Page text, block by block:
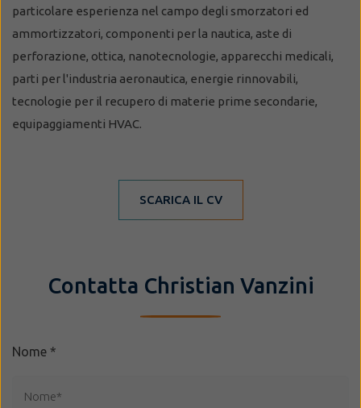
particolare esperienza nel campo degli smorzatori ed
ammortizzatori, componenti per la nautica, aste di
perforazione, ottica, nanotecnologie, apparecchi medicali,
parti per l'industria aeronautica, energie rinnovabili,
tecnologie per il recupero di materie prime secondarie,
equipaggiamenti HVAC.
SCARICA IL CV
Contatta Christian Vanzini
Nome *